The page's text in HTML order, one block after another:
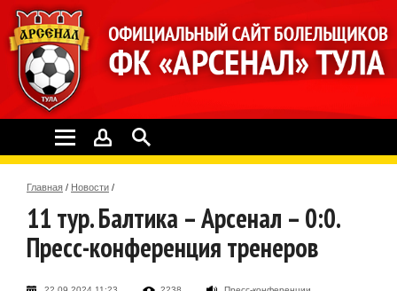
Главная / Новости /
11 тур. Балтика – Арсенал – 0:0.
Пресс-конференция тренеров